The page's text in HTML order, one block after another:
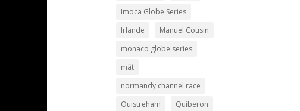
Imoca Globe Series
Irlande
Manuel Cousin
monaco globe series
mât
normandy channel race
Ouistreham
Quiberon